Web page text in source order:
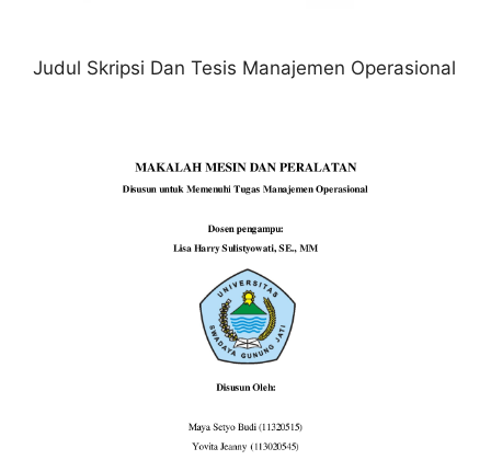
Judul Skripsi Dan Tesis Manajemen Operasional